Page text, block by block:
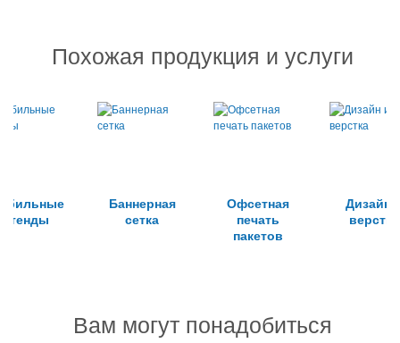
Похожая продукция и услуги
стенды
Баннерная
сетка
Офсетная
печать
пакетов
Дизайн
верстка
Вам могут понадобиться